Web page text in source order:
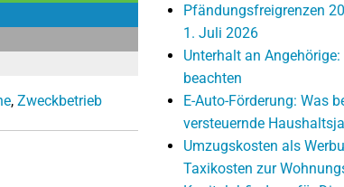
, Zweckbetrieb
Pfändungsfreigrenzen
1. Juli 2026
Unterhalt an
beachten
E-Auto-Förderung: Was
versteuernde
Umzugskosten als
Taxikosten zur